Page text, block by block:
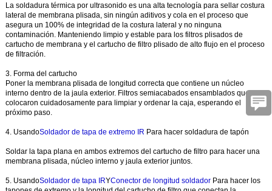
La soldadura térmica por ultrasonido es una alta tecnología para sellar costura
lateral de membrana plisada, sin ningún aditivos y cola en el proceso que
asegura un 100% de integridad de la costura lateral y no ninguna
contaminación. Manteniendo limpio y estable para los filtros plisados de
cartucho de membrana y el cartucho de filtro plisado de alto flujo en el proceso
de filtración.
3. Forma del cartucho
Poner la membrana plisada de longitud correcta que contiene un núcleo
interno dentro de la jaula exterior. Filtros semiacabados ensamblados que se
colocaron cuidadosamente para limpiar y ordenar la caja, esperando el
próximo paso.
4. UsandoSoldador de tapa de extremo IR Para hacer soldadura de tapón
Soldar la tapa plana en ambos extremos del cartucho de filtro para hacer una
membrana plisada, núcleo interno y jaula exterior juntos.
5. UsandoSoldador de tapa IRYConector de longitud soldador Para hacer los